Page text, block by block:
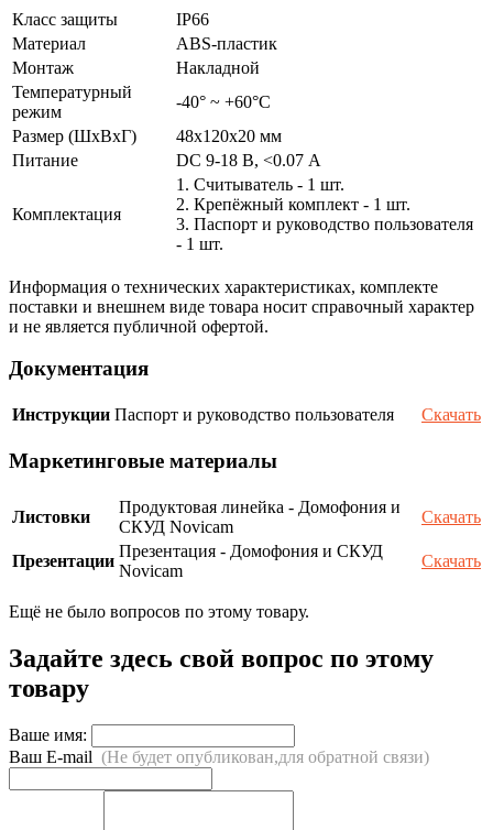
Класс защиты
IP66
Материал
ABS-пластик
Монтаж
Накладной
Температурный
режим
-40° ~ +60°С
Размер (ШxВxГ)
48x120x20 мм
Питание
DC 9-18 В, <0.07 А
Комплектация
1. Считыватель - 1 шт.
2. Крепёжный комплект - 1 шт.
3. Паспорт и руководство пользователя
- 1 шт.
Информация о технических характеристиках, комплекте
поставки и внешнем виде товара носит справочный характер
и не является публичной офертой.
Документация
Инструкции Паспорт и руководство пользователя Скачать
Маркетинговые материалы
Листовки
Продуктовая линейка - Домофония и
СКУД Novicam
Скачать
Презентации
Презентация - Домофония и СКУД
Novicam
Скачать
Ещё не было вопросов по этому товару.
Задайте здесь свой вопрос по этому
товару
Ваше имя:
Ваш E-mail (Не будет опубликован,для обратной связи)